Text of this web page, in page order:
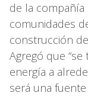
de la
comunidades
construcción
Agregó que
energía a
será una